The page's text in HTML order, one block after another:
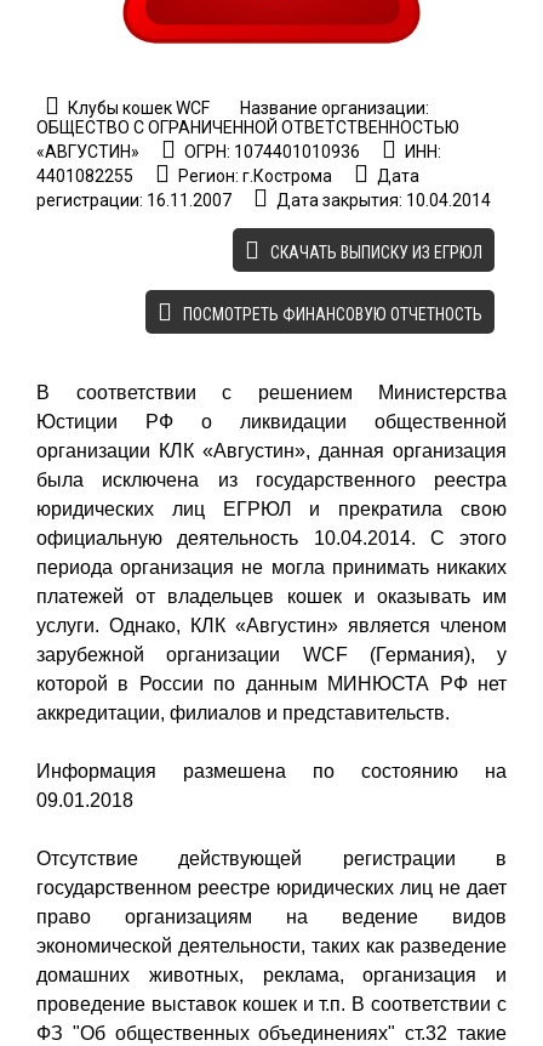
Клубы кошек WCF
Название организации:
ОБЩЕСТВО С ОГРАНИЧЕННОЙ ОТВЕТСТВЕННОСТЬЮ
«АВГУСТИН»
ОГРН: 1074401010936
ИНН:
4401082255
Регион: г.Кострома
Дата
регистрации: 16.11.2007
Дата закрытия: 10.04.2014
CКАЧАТЬ ВЫПИСКУ ИЗ ЕГРЮЛ
ПОСМОТРЕТЬ ФИНАНСОВУЮ ОТЧЕТНОСТЬ
В соответствии с решением Министерства
Юстиции РФ о ликвидации общественной
организации КЛК «Августин», данная организация
была исключена из государственного реестра
юридических лиц ЕГРЮЛ и прекратила свою
официальную деятельность 10.04.2014. С этого
периода организация не могла принимать никаких
платежей от владельцев кошек и оказывать им
услуги. Однако, КЛК «Августин» является членом
зарубежной организации WCF (Германия), у
которой в России по данным МИНЮСТА РФ нет
аккредитации, филиалов и представительств.
Информация размешена по состоянию на
09.01.2018
Отсутствие действующей регистрации в
государственном реестре юридических лиц не дает
право организациям на ведение видов
экономической деятельности, таких как разведение
домашних животных, реклама, организация и
проведение выставок кошек и т.п. В соответствии с
ФЗ "Об общественных объединениях" ст.32 такие